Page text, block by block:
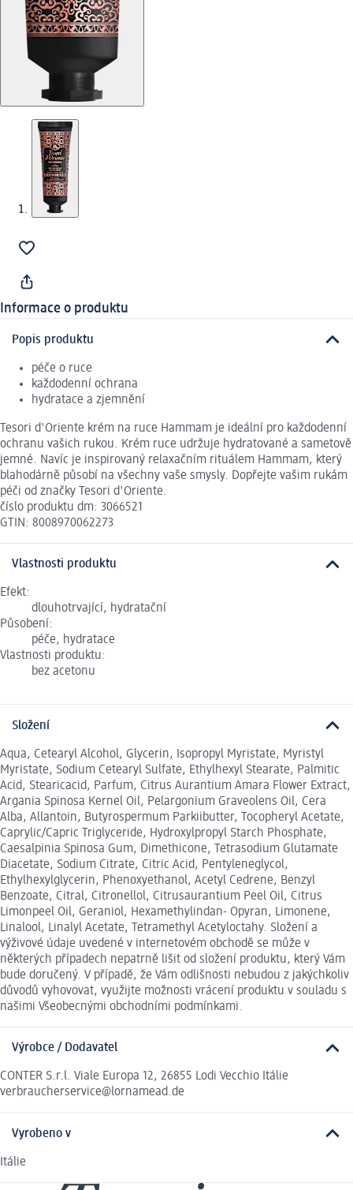
Informace o produktu
Popis produktu
péče o ruce
každodenní ochrana
hydratace a zjemnění
Tesori d'Oriente krém na ruce Hammam je ideální pro každodenní
ochranu vašich rukou. Krém ruce udržuje hydratované a sametově
jemné. Navíc je inspirovaný relaxačním rituálem Hammam, který
blahodárně působí na všechny vaše smysly. Dopřejte vašim rukám
péči od značky Tesori d'Oriente.
číslo produktu dm: 3066521
GTIN: 8008970062273
Vlastnosti produktu
Efekt:
dlouhotrvající, hydratační
Působení:
péče, hydratace
Vlastnosti produktu:
bez acetonu
Složení
Aqua, Cetearyl Alcohol, Glycerin, Isopropyl Myristate, Myristyl
Myristate, Sodium Cetearyl Sulfate, Ethylhexyl Stearate, Palmitic
Acid, Stearicacid, Parfum, Citrus Aurantium Amara Flower Extract,
Argania Spinosa Kernel Oil, Pelargonium Graveolens Oil, Cera
Alba, Allantoin, Butyrospermum Parkiibutter, Tocopheryl Acetate,
Caprylic/Capric Triglyceride, Hydroxylpropyl Starch Phosphate,
Caesalpinia Spinosa Gum, Dimethicone, Tetrasodium Glutamate
Diacetate, Sodium Citrate, Citric Acid, Pentyleneglycol,
Ethylhexylglycerin, Phenoxyethanol, Acetyl Cedrene, Benzyl
Benzoate, Citral, Citronellol, Citrusaurantium Peel Oil, Citrus
Limonpeel Oil, Geraniol, Hexamethylindan- Opyran, Limonene,
Linalool, Linalyl Acetate, Tetramethyl Acetyloctahy. Složení a
výživové údaje uvedené v internetovém obchodě se může v
některých případech nepatrně lišit od složení produktu, který Vám
bude doručený. V případě, že Vám odlišnosti nebudou z jakýchkoliv
důvodů vyhovovat, využijte možnosti vrácení produktu v souladu s
našimi Všeobecnými obchodními podmínkami.
Výrobce / Dodavatel
CONTER S.r.l. Viale Europa 12, 26855 Lodi Vecchio Itálie
verbraucherservice@lornamead.de
Vyrobeno v
Itálie